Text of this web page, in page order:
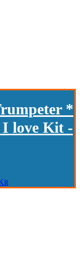
*
love Kit -